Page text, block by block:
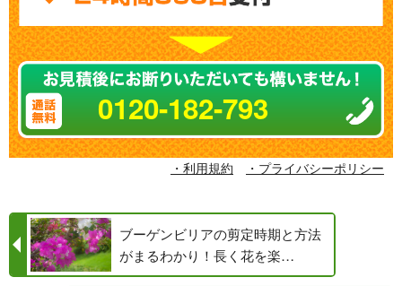
0120-182-793
・利用規約 ・プライバシーポリシー
ブーゲンビリアの剪定時期と方法
がまるわかり！長く花を楽…